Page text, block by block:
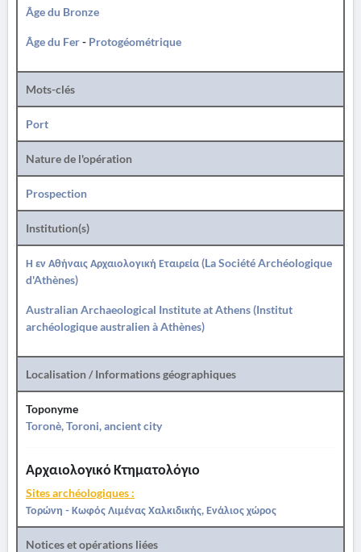
Âge du Bronze
Âge du Fer- Protogéométrique
Mots-clés
Port
Nature de l'opération
Prospection
Institution(s)
Η εν Αθήναις Αρχαιολογική Εταιρεία (La Société Archéologique
d'Athènes)
Australian Archaeological Institute at Athens (Institut
archéologique australien à Athènes)
Localisation / Informations géographiques
Toponyme
Toronè, Toroni, ancient city
Αρχαιολογικό Κτηματολόγιο
Sites archéologiques :
Τορώνη - Κωφός Λιμένας Χαλκιδικής, Ενάλιος χώρος
Notices et opérations liées